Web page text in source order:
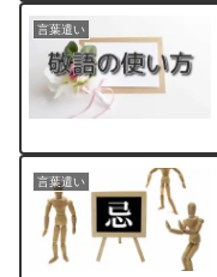
言葉遣い
言葉遣い